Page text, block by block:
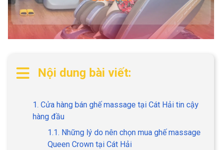
Nội dung bài viết:
1. Cửa hàng bán ghế massage tại Cát Hải tin cậy
hàng đầu
1.1. Những lý do nên chọn mua ghế massage
Queen Crown tại Cát Hải